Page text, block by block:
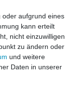
oder aufgrund eines
kann erteilt
nicht einzuwilligen
zu ändern oder
und weitere
Daten in unserer